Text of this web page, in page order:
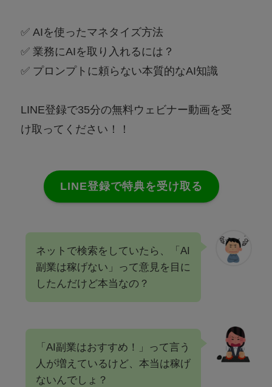
✅ AIを使ったマネタイズ方法
✅ 業務にAIを取り入れるには？
✅ プロンプトに頼らない本質的なAI知識
LINE登録で35分の無料ウェビナー動画を受
け取ってください！！
LINE登録で特典を受け取る
ネットで検索をしていたら、「AI
副業は稼げない」って意見を目に
したんだけど本当なの？
「AI副業はおすすめ！」って言う
人が増えているけど、本当は稼げ
ないんでしょ？